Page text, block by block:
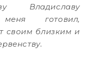
Владиславу
готовил,
своим близким и